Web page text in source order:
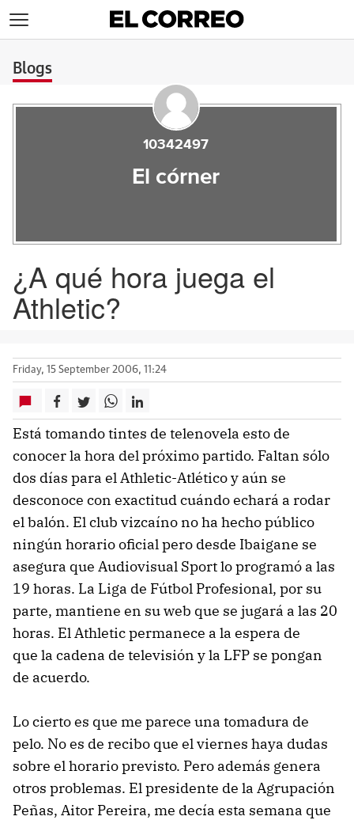
Blogs
10342497
El córner
¿A qué hora juega el
Athletic?
Friday, 15 September 2006, 11:24
Está tomando tintes de telenovela esto de
conocer la hora del próximo partido. Faltan sólo
dos días para el Athletic-Atlético y aún se
desconoce con exactitud cuándo echará a rodar
el balón. El club vizcaíno no ha hecho público
ningún horario oficial pero desde Ibaigane se
asegura que Audiovisual Sport lo programó a las
19 horas. La Liga de Fútbol Profesional, por su
parte, mantiene en su web que se jugará a las 20
horas. El Athletic permanece a la espera de
que la cadena de televisión y la LFP se pongan
de acuerdo.
Lo cierto es que me parece una tomadura de
pelo. No es de recibo que el viernes haya dudas
sobre el horario previsto. Pero además genera
otros problemas. El presidente de la Agrupación
Peñas, Aitor Pereira, me decía esta semana que